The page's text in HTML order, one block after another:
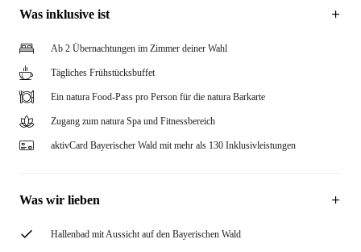
Was inklusive ist
Ab 2 Übernachtungen im Zimmer deiner Wahl
Tägliches Frühstücksbuffet
Ein natura Food-Pass pro Person für die natura Barkarte
Zugang zum natura Spa und Fitnessbereich
aktivCard Bayerischer Wald mit mehr als 130 Inklusivleistungen
Was wir lieben
Hallenbad mit Aussicht auf den Bayerischen Wald